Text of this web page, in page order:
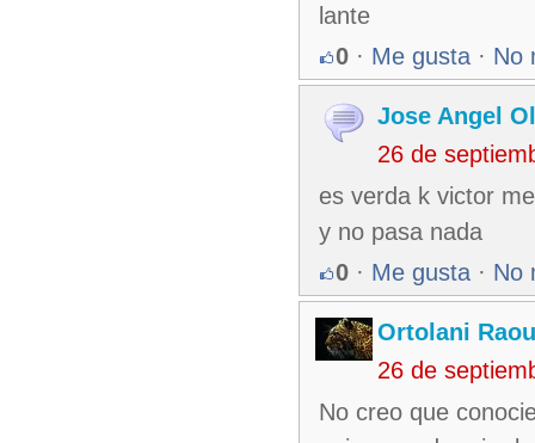
lante
0 · Me gusta · No
Jose Angel
26 de
es verda k victor
y no pasa nada
0 · Me gusta · No
Ortolani
26 de
No creo que